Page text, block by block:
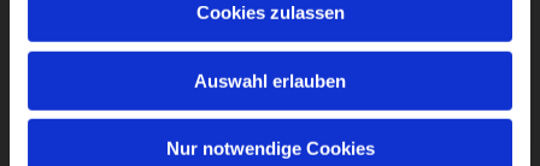
Cookies zulassen
Auswahl erlauben
Nur notwendige Cookies